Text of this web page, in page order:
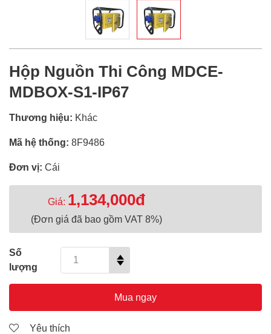
Hộp Nguồn Thi Công MDCE-
MDBOX-S1-IP67
Thương hiệu: Khác
Mã hệ thống: 8F9486
Đơn vị: Cái
Giá: 1,134,000đ
(Đơn giá đã bao gồm VAT 8%)
Số
lượng
Mua ngay
Yêu thích